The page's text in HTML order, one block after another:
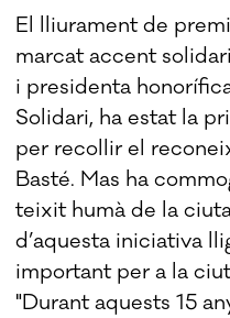
El lliurament de
marcat accent
i presidenta
Solidari, ha estat la
per recollir el
Basté. Mas ha
teixit humà de la
d’aquesta iniciativa
important per a la
"Durant aquests 15